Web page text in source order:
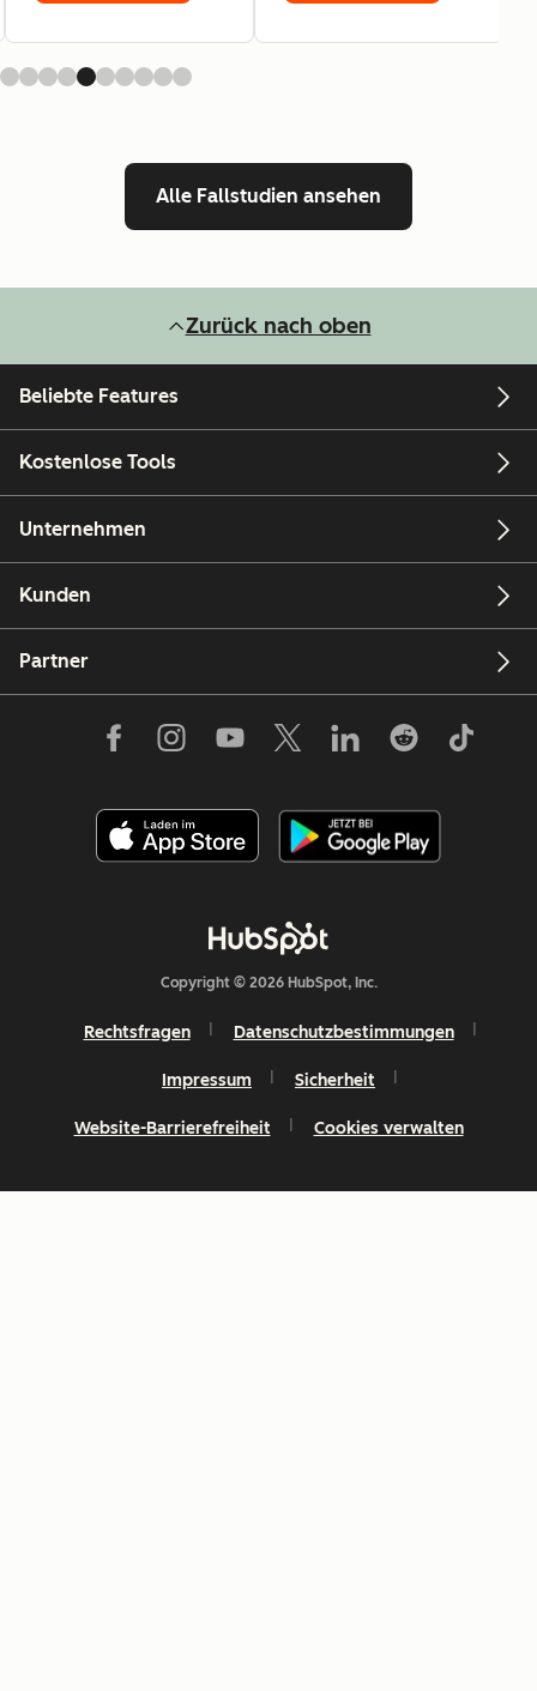
Alle Fallstudien ansehen
Zurück nach oben
Beliebte Features
Kostenlose Tools
Unternehmen
Kunden
Partner
Copyright © 2026 HubSpot, Inc.
Rechtsfragen Datenschutzbestimmungen
Impressum Sicherheit
Website-Barrierefreiheit Cookies verwalten